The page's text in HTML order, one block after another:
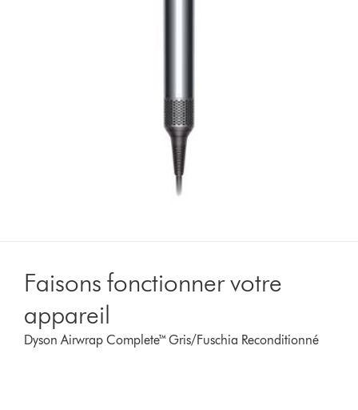
Faisons fonctionner votre
appareil
Dyson Airwrap Complete™ Gris/Fuschia Reconditionné